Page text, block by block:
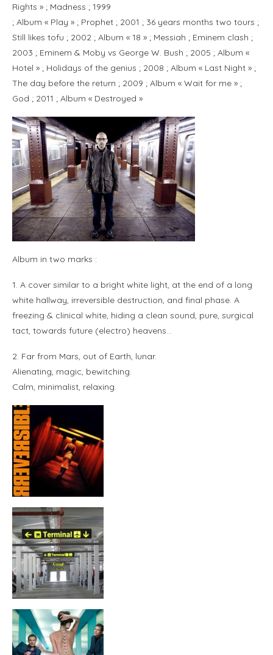
Rights » ; Madness ; 1999
; Album « Play » ; Prophet ; 2001 ; 36 years months two tours ;
Still likes tofu ; 2002 ; Album « 18 » ; Messiah ; Eminem clash ;
2003 ; Eminem & Moby vs George W. Bush ; 2005 ; Album «
Hotel » ; Holidays of the genius ; 2008 ; Album « Last Night » ;
The day before the return ; 2009 ; Album « Wait for me » ;
God ; 2011 ; Album « Destroyed »
Album in two marks :
1. A cover similar to a bright white light, at the end of a long
white hallway, irreversible destruction, and final phase. A
freezing & clinical white, hiding a clean sound, pure, surgical
tact, towards future (electro) heavens…
2. Far from Mars, out of Earth, lunar.
Alienating, magic, bewitching.
Calm, minimalist, relaxing.